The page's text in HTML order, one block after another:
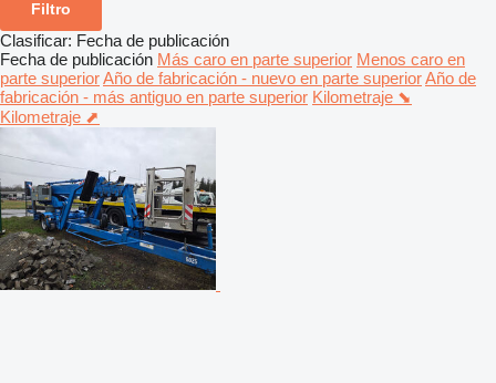
Filtro
Clasificar: Fecha de publicación
Fecha de publicación Más caro en parte superior Menos caro en
parte superiorAño de fabricación - nuevo en parte superiorAño de
fabricación - más antiguo en parte superior Kilometraje ⬊
Kilometraje ⬈